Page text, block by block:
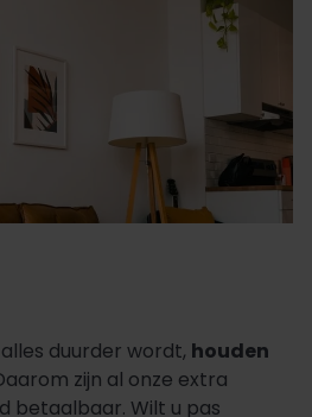
duurder wordt, houden
zijn al onze extra
betaalbaar. Wilt u pas